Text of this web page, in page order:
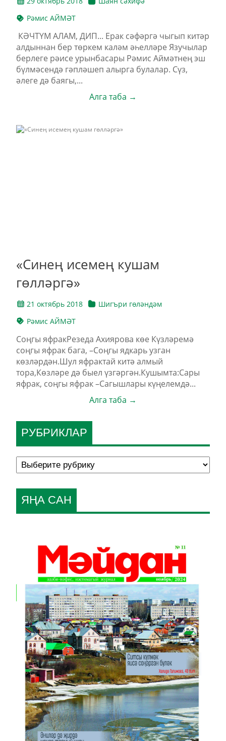
Рәмис АЙМӘТ
КӘЧТҮМ АЛАМ, ДИП... Ерак сәфәргә чыгып китәр
алдыннан бер төркем каләм әһелләре Язучылар
берлеге рәисе урынбасары Рәмис Аймәтнең эш
бүлмәсендә гәпләшеп алырга булалар. Сүз,
әлеге дә баягы,...
Алга таба →
«Синең исемең кушам
гөлләргә»
21 октябрь 2018
Шигъри гөләндәм
Рәмис АЙМӘТ
Соңгы яфракРезеда Ахиярова көе Күзләремә
соңгы яфрак бага, –Соңгы ядкарь узган
көзләрдән.Шул яфрактай китә алмый
тора,Көзләре дә быел үзгәргән.Кушымта:Сары
яфрак, соңгы яфрак –Сагышлары күңелемдә...
Алга таба →
РУБРИКЛАР
ЯҢА САН